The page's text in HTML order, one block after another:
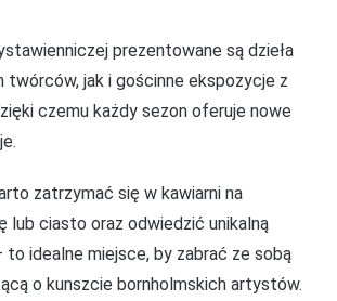
prezentowane są dzieła
twórców, jak i gościnne ekspozycje z
czemu każdy sezon oferuje nowe
zatrzymać się w kawiarni na
lub ciasto oraz odwiedzić unikalną
idealne miejsce, by zabrać ze sobą
o kunszcie bornholmskich artystów.